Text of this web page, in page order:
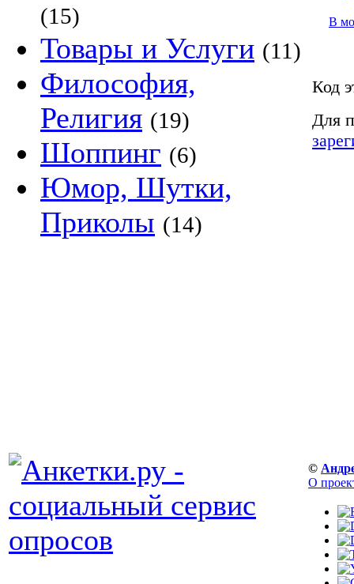
(15)
Товары и Услуги (11)
Философия,
Религия (19)
Шоппинг (6)
Юмор, Шутки,
Приколы (14)
В
Код
Для
©
О